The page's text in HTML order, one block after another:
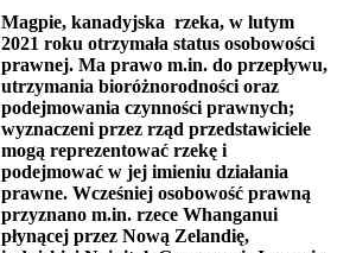
Magpie, kanadyjska rzeka, w lutym
2021 roku otrzymała status osobowości
prawnej. Ma prawo m.in. do przepływu,
utrzymania bioróżnorodności oraz
podejmowania czynności prawnych;
wyznaczeni przez rząd przedstawiciele
mogą reprezentować rzekę i
podejmować w jej imieniu działania
prawne. Wcześniej osobowość prawną
przyznano m.in. rzece Whanganui
płynącej przez Nową Zelandię,